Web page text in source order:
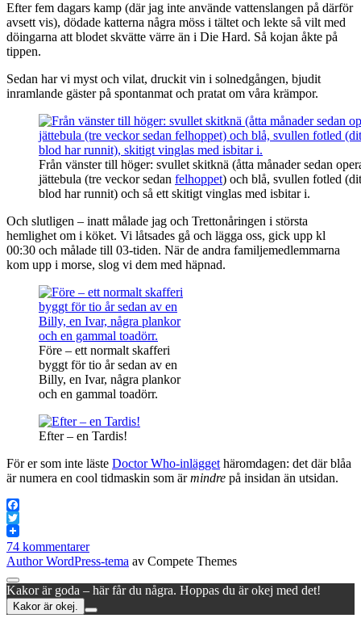
Efter fem dagars kamp (där jag inte använde vattenslangen på därför
avsett vis), dödade katterna några möss i tältet och lekte så vilt med
döingarna att blodet skvätte värre än i Die Hard. Så kojan åkte på
tippen.
Sedan har vi myst och vilat, druckit vin i solnedgången, bjudit
inramlande gäster på spontanmat och pratat om våra krämpor.
Från vänster till höger: svullet skitknä (åtta månader sedan
jättebula (tre veckor sedan felhoppet) och blå, svullen fotled
blod har runnit) och så ett skitigt vinglas med isbitar i.
Och slutligen – inatt målade jag och Trettonåringen i största
hemlighet om i köket. Vi låtsades gå och lägga oss, gick upp kl
00:30 och målade till 03-tiden. När de andra familjemedlemmarna
kom upp i morse, slog vi dem med häpnad.
Före – ett normalt skafferi
byggt för tio år sedan av en
Billy, en Ivar, några plankor
och en gammal toadörr.
Efter – en Tardis!
För er som inte läste Doctor Who-inläggethäromdagen: det där blåa
är numera en cool tidmaskin som ärmindre på insidan än utsidan.
Facebook
Twitter
74 kommentarer
Author WordPress-tema av Compete Themes
Rulla
till
toppen
Kakor är goda – här får du några. Hoppas du är okej med det!
Kakor är okej.